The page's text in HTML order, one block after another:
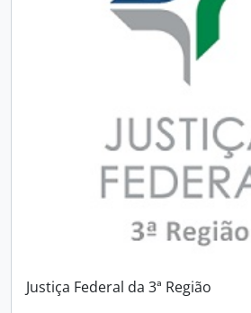
Justiça Federal da 3ª Região